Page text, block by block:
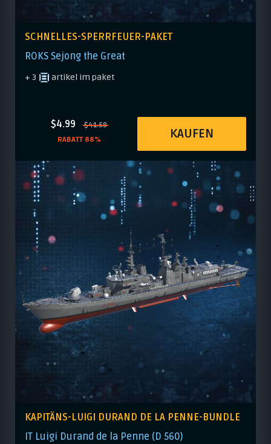
SCHNELLES-SPERRFEUER-PAKET
ROKS Sejong the Great
+ 3 artikel im paket
$4.99
$41.58
RABATT 88%
KAUFEN
KAPITÄNS-LUIGI DURAND DE LA PENNE-BUNDLE
IT Luigi Durand de la Penne (D 560)